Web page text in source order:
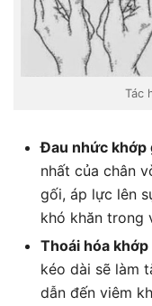
Tác
Đau nhức khớp
nhất của chân
gối, áp lực lên
khó khăn trong
Thoái hóa khớp
kéo dài sẽ làm
dẫn đến viêm